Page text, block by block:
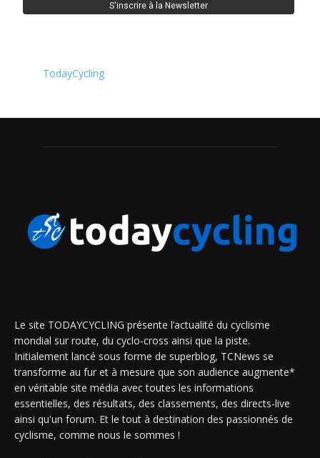
TodayCycling
Le site TODAYCYCLING présente l’actualité du cyclisme
mondial sur route, du cyclo-cross ainsi que la piste.
Initialement lancé sous forme de superblog, TCNews se
transforme au fur et à mesure que son audience augmente*
en véritable site média avec toutes les informations
essentielles, des résultats, des classements, des directs-live
ainsi qu'un forum. Et le tout à destination des passionnés de
cyclisme, comme nous le sommes !